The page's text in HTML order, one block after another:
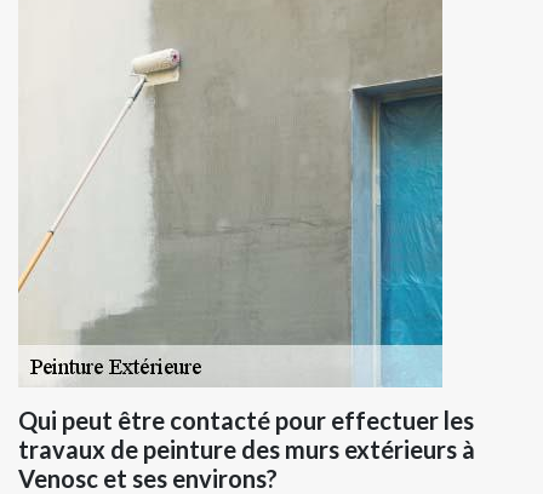
Qui peut être contacté pour effectuer les
travaux de peinture des murs extérieurs à
Venosc et ses environs?